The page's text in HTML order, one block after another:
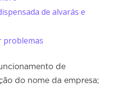
de alvarás e
problemas
de
do nome da empresa;